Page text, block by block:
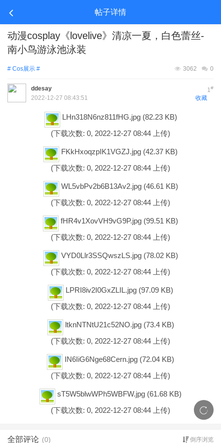
帖子详情
动漫cosplay《lovelive》清凉一夏，白色蕾丝-
南小鸟游泳池泳装
# Cos展示 # 0
3062
1#
ddesay
收藏
2022-12-27 08:43:51
LHn318N6nz811fHG.jpg (82.23 KB)
(下载次数: 0, 2022-12-27 08:44 上传)
FKkHxoqzpIK1VGZJ.jpg (42.37 KB)
(下载次数: 0, 2022-12-27 08:44 上传)
WL5vbPv2b6B13Av2.jpg (46.61 KB)
(下载次数: 0, 2022-12-27 08:44 上传)
fHR4v1XovVH9vG9P.jpg (99.51 KB)
(下载次数: 0, 2022-12-27 08:44 上传)
VYD0Llr3SSQwszLS.jpg (78.02 KB)
(下载次数: 0, 2022-12-27 08:44 上传)
LPRI8iv2I0GxZLIL.jpg (97.09 KB)
(下载次数: 0, 2022-12-27 08:44 上传)
ltknNTNtU21c52NO.jpg (73.4 KB)
(下载次数: 0, 2022-12-27 08:44 上传)
IN6IiG6Nge68Cern.jpg (72.04 KB)
(下载次数: 0, 2022-12-27 08:44 上传)
sT5W5blwWPh5WBFW.jpg (61.68 KB)
(下载次数: 0, 2022-12-27 08:44 上传)
全部评论 (0) 倒序浏览